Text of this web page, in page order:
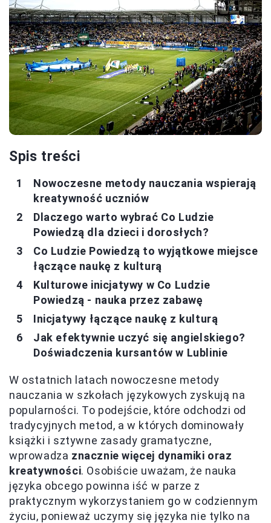
Spis treści
Nowoczesne metody nauczania wspierają
kreatywność uczniów
Dlaczego warto wybrać Co Ludzie
Powiedzą dla dzieci i dorosłych?
Co Ludzie Powiedzą to wyjątkowe miejsce
łączące naukę z kulturą
Kulturowe inicjatywy w Co Ludzie
Powiedzą - nauka przez zabawę
Inicjatywy łączące naukę z kulturą
Jak efektywnie uczyć się angielskiego?
Doświadczenia kursantów w Lublinie
W ostatnich latach nowoczesne metody
nauczania w szkołach językowych zyskują na
popularności. To podejście, które odchodzi od
tradycyjnych metod, a w których dominowały
książki i sztywne zasady gramatyczne,
wprowadza znacznie więcej dynamiki oraz
kreatywności. Osobiście uważam, że nauka
języka obcego powinna iść w parze z
praktycznym wykorzystaniem go w codziennym
życiu, ponieważ uczymy się języka nie tylko na